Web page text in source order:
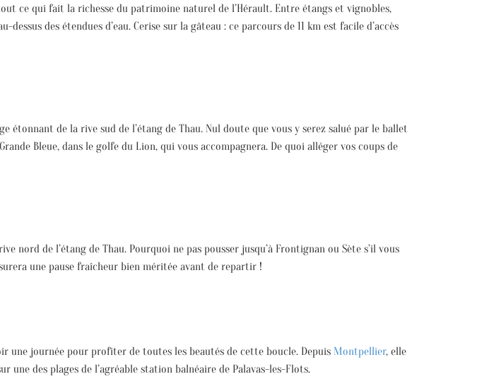
ce qui fait la richesse du patrimoine naturel de l’Hérault. Entre étangs et vignobles,
des étendues d’eau. Cerise sur la gâteau : ce parcours de 11 km est facile d’accès
de la rive sud de l’étang de Thau. Nul doute que vous y serez salué par le ballet
Bleue, dans le golfe du Lion, qui vous accompagnera. De quoi alléger vos coups de
de l’étang de Thau. Pourquoi ne pas pousser jusqu’à Frontignan ou Sète s’il vous
une pause fraîcheur bien méritée avant de repartir !
une journée pour profiter de toutes les beautés de cette boucle. Depuis Montpellier, elle
une des plages de l’agréable station balnéaire de Palavas-les-Flots.